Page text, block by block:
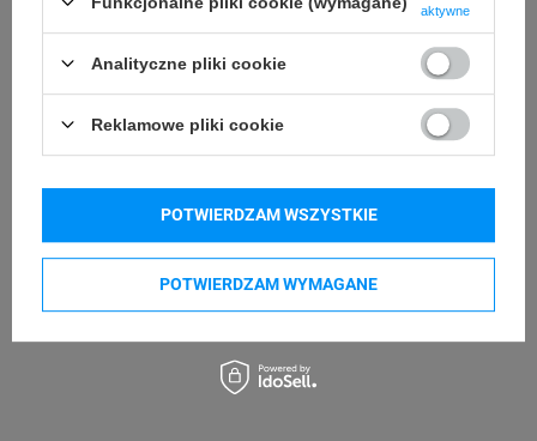
Brother P-touch PT-D460BTVP
Brother P-touch PT-D450VP Brother P-touch PT-D410VP
Pokaż więcej
Kupowane razem
aktywne
Analityczne pliki cookie
Reklamowe pliki cookie
POTWIERDZAM WYMAGANE
POTWIERDZAM WSZYSTKIE